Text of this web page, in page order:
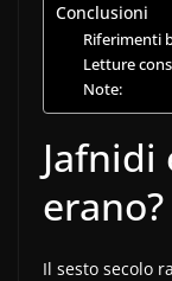
Conclusioni
Riferimenti
Letture
Note:
Jafnidi
erano?
Il sesto secolo